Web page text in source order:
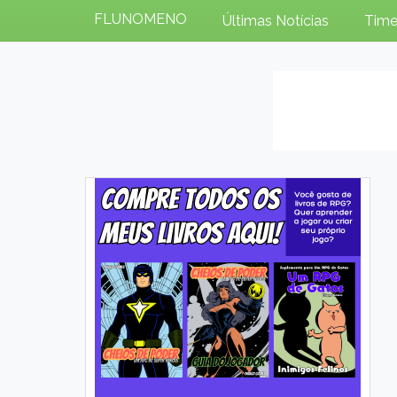
FLUNOMENO Últimas Notícias